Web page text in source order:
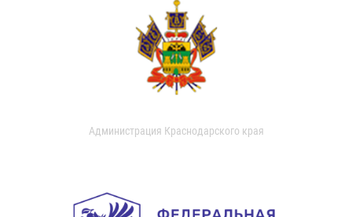
Администрация Краснодарского края